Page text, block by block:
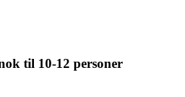
til 10-12 personer